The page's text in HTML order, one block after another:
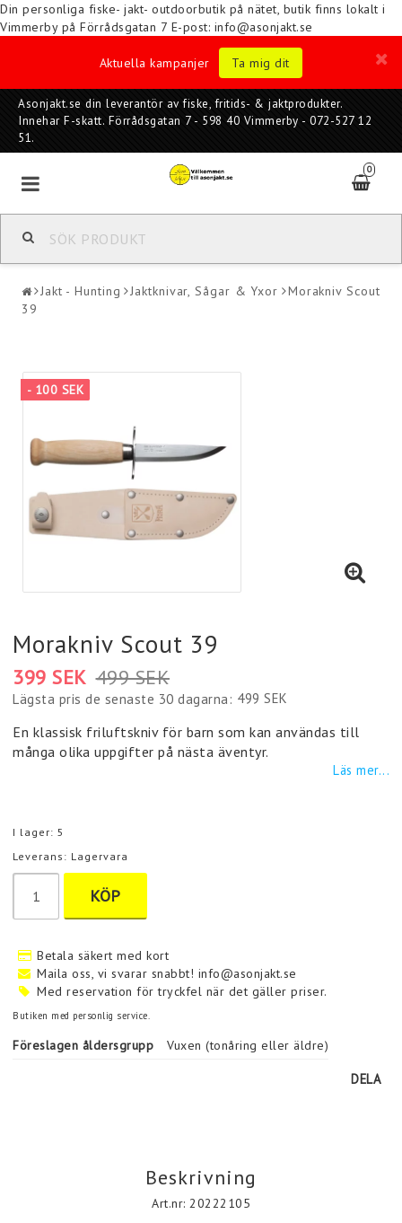
Din personliga fiske- jakt- outdoorbutik på nätet, butik finns lokalt i
Vimmerby på Förrådsgatan 7 E-post: info@asonjakt.se
Aktuella kampanjer Ta mig dit
Asonjakt.se din leverantör av fiske, fritids- & jaktprodukter.
Innehar F-skatt. Förrådsgatan 7 - 598 40 Vimmerby - 072-527 12
51.
0
Jakt - Hunting Jaktknivar, Sågar & Yxor
Morakniv Scout
39
- 100 SEK
Morakniv Scout 39
499 SEK
399 SEK
Lägsta pris de senaste 30 dagarna 499 SEK
En klassisk friluftskniv för barn som kan användas till
många olika uppgifter på nästa äventyr.
Läs mer...
I lager: 5
Leverans: Lagervara
KÖP
Betala säkert med kort
Maila oss, vi svarar snabbt! info@asonjakt.se
Med reservation för tryckfel när det gäller priser.
Butiken med personlig service.
Föreslagen åldersgrupp Vuxen (tonåring eller äldre)
DELA
Beskrivning
Art.nr: 20222105